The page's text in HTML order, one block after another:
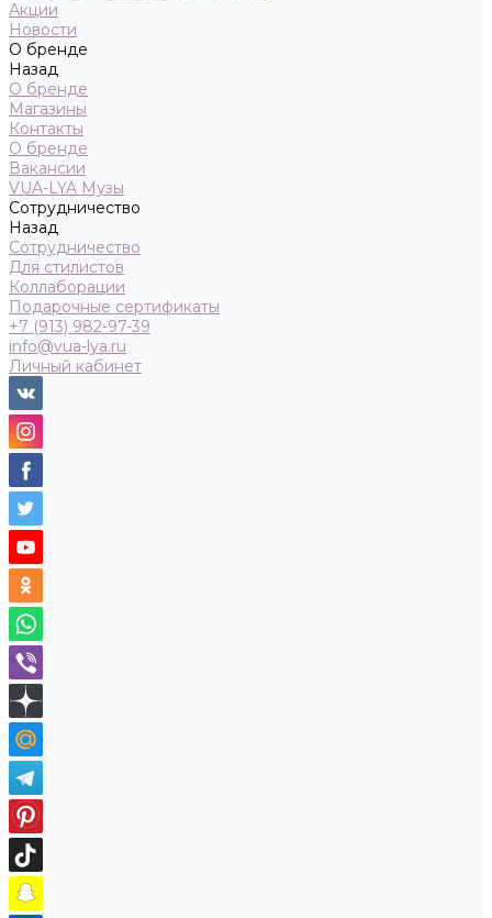
Акции
Новости
О бренде
Назад
О бренде
Магазины
Контакты
О бренде
Вакансии
VUA-LYA Музы
Сотрудничество
Назад
Сотрудничество
Для стилистов
Коллаборации
Подарочные сертификаты
+7 (913) 982-97-39
info@vua-lya.ru
Личный кабинет